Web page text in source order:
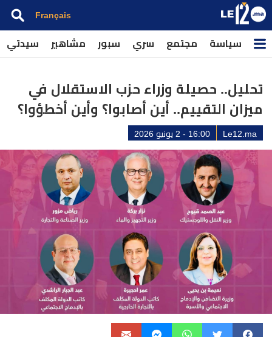
Français
سياسة مجتمع سري سبور مشاهير سيدتي
تحليل.. حصيلة وزراء حزب الاستقلال في
ميزان التقييم.. أين أصابوا؟ وأين أخطؤوا؟
Le12.ma 16:00 - 2 يونيو 2026